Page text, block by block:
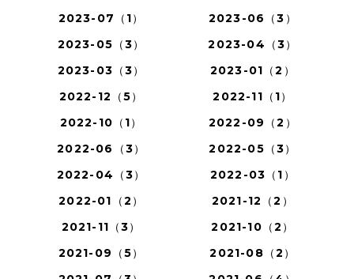
2023-07（1）
2023-06（3）
2023-05（3）
2023-04（3）
2023-03（3）
2023-01（2）
2022-12（5）
2022-11（1）
2022-10（1）
2022-09（2）
2022-06（3）
2022-05（3）
2022-04（3）
2022-03（1）
2022-01（2）
2021-12（2）
2021-11（3）
2021-10（2）
2021-09（5）
2021-08（2）